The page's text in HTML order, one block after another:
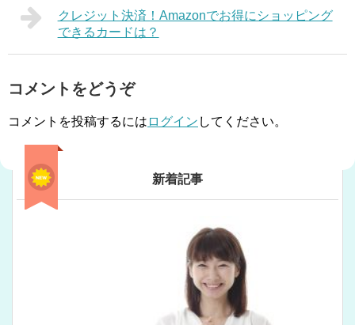
クレジット決済！Amazonでお得にショッピング
できるカードは？
コメントをどうぞ
コメントを投稿するには ログイン してください。
新着記事